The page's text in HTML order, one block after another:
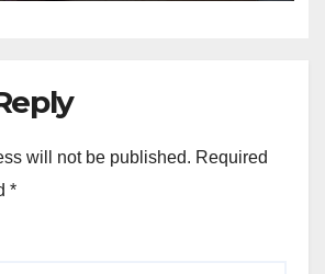
will not be published. Required
*